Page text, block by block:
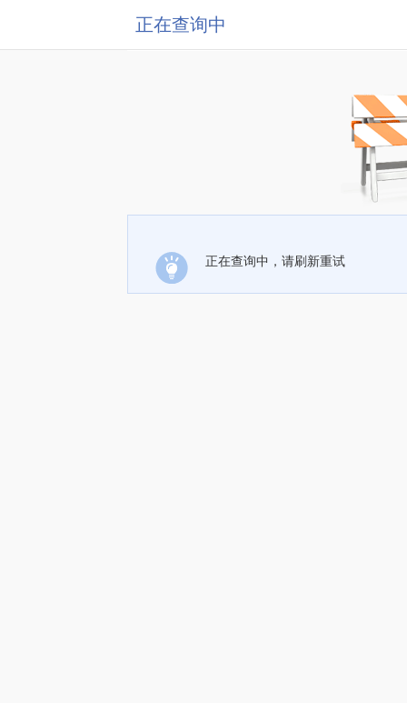
正在查询中
正在查询中，请刷新重试